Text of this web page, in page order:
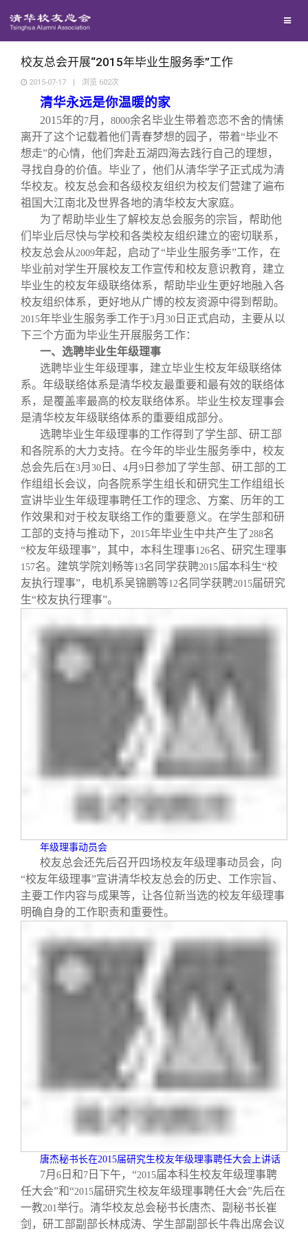
地区联络
年级联络
院系校友工作
专业委员会
兴趣群体
西南联大校友会
回馈母校
捐赠项目
捐赠新闻
捐赠纪事
捐赠方法
义工计划
媒体平台
《清华校友通讯》
《水木清华》
我要订阅
新媒体平台
百年清华
清华人物
清华故事
青春风采
校友文苑
校友讲坛
校友视界
校友服务
终身学习
信息化服务
三创大赛
实用信息
校友总会
总会简介
会长致辞
总会章程
理事会名单
制度法规
联系我们
关闭
校友总会开展“2015年毕业生服务季”工作
2015-07-17 | 浏览 602次
清华永远是你温暖的家
2015年的7月， 8000余名毕业生带着恋恋不舍的情愫
离开了这个记载着他们青春梦想的园子，带着“毕业不
想走”的心情，他们奔赴五湖四海去践行自己的理想，
寻找自身的价值。毕业了，他们从清华学子正式成为清
华校友。校友总会和各级校友组织为校友们营建了遍布
祖国大江南北及世界各地的清华校友大家庭。
为了帮助毕业生了解校友总会服务的宗旨，帮助他
们毕业后尽快与学校和各类校友组织建立的密切联系，
校友总会从2009年起，启动了“毕业生服务季”工作，在
毕业前对学生开展校友工作宣传和校友意识教育，建立
毕业生的校友年级联络体系，帮助毕业生更好地融入各
校友组织体系，更好地从广博的校友资源中得到帮助。
2015年毕业生服务季工作于3月 30 日正式启动，主要从以
下三个方面为毕业生开展服务工作：
一、选聘毕业生年级理事
选聘毕业生年级理事，建立毕业生校友年级联络体
系。年级联络体系是清华校友最重要和最有效的联络体
系，是覆盖率最高的校友联络体系。毕业生校友理事会
是清华校友年级联络体系的重要组成部分。
选聘毕业生年级理事的工作得到了学生部、研工部
和各院系的大力支持。在今年的毕业生服务季中，校友
总会先后在3月 30 日、 4月 9 日参加了学生部、研工部的工
作组组长会议，向各院系学生组长和研究生工作组组长
宣讲毕业生年级理事聘任工作的理念、方案、历年的工
作效果和对于校友联络工作的重要意义。在学生部和研
工部的支持与推动下， 2015年毕业生中共产生了288名
“校友年级理事”，其中，本科生理事126名、研究生理事
157名。建筑学院刘畅等13名同学获聘2015届本科生“校
友执行理事”，电机系吴锦鹏等12名同学获聘2015届研究
生“校友执行理事”。
年级理事动员会
校友总会还先后召开四场校友年级理事动员会，向
“校友年级理事”宣讲清华校友总会的历史、工作宗旨、
主要工作内容与成果等，让各位新当选的校友年级理事
明确自身的工作职责和重要性。
唐杰秘书长在2015届研究生校友年级理事聘任大会上讲话
7月 6 日和 7 日下午，“2015届本科生校友年级理事聘
任大会”和“2015届研究生校友年级理事聘任大会”先后在
一教201举行。清华校友总会秘书长唐杰、副秘书长崔
剑，研工部副部长林成涛、学生部副部长牛犇出席会议